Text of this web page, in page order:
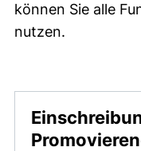
können Sie alle
nutzen.